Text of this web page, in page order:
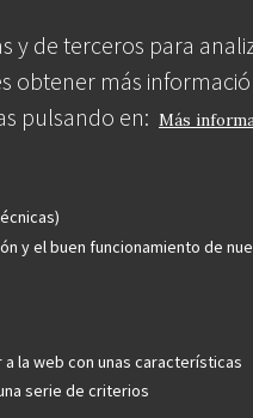
y de terceros para
obtener más
pulsando en: Más
y el buen funcionamiento de
la web con unas características
serie de criterios
del Patrimonio
Social y
patrimonio